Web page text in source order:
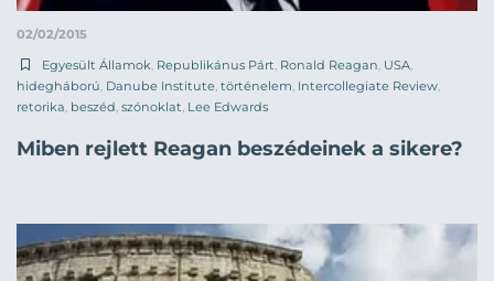
02/02/2015
Egyesült Államok, Republikánus Párt, Ronald Reagan, USA,
hidegháború, Danube Institute, történelem, Intercollegiate Review,
retorika, beszéd, szónoklat, Lee Edwards
Miben rejlett Reagan beszédeinek a sikere?